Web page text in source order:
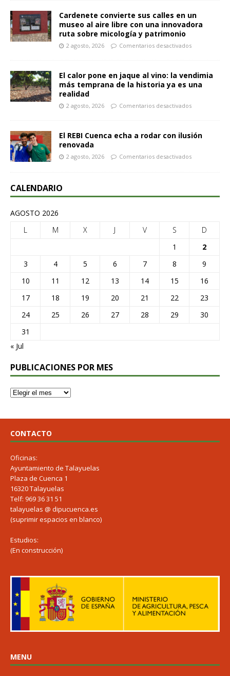
Cardenete convierte sus calles en un
museo al aire libre con una innovadora
ruta sobre micología y patrimonio
2 agosto, 2026 Comentarios desactivados
El calor pone en jaque al vino: la vendimia
más temprana de la historia ya es una
realidad
2 agosto, 2026 Comentarios desactivados
El REBI Cuenca echa a rodar con ilusión
renovada
2 agosto, 2026 Comentarios desactivados
CALENDARIO
AGOSTO 2026
L
M X J V S
D
1
2
3
4 5 6 7 8
9
10
11 12 13 14 15
16
17
18 19 20 21 22
23
24
25 26 27 28 29
30
31
« Jul
PUBLICACIONES POR MES
CONTACTO
Oficinas:
Ayuntamiento de Talayuelas
Plaza de Cuenca 1
16320 Talayuelas
Telf: 969 36 31 51
talayuelas @ dipucuenca.es
(suprimir espacios en blanco)
Estudios:
(En construcción)
MENU